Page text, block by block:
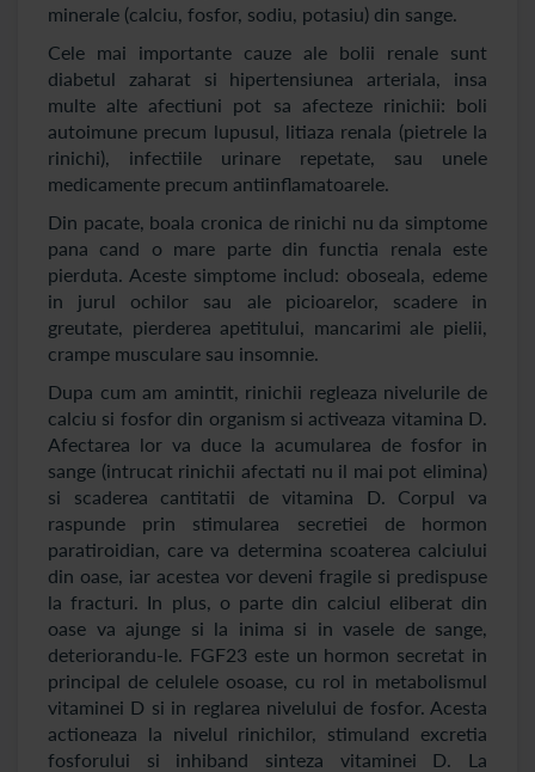
minerale (calciu, fosfor, sodiu, potasiu) din sange.
Cele mai importante cauze ale bolii renale sunt
diabetul zaharat si hipertensiunea arteriala, insa
multe alte afectiuni pot sa afecteze rinichii: boli
autoimune precum lupusul, litiaza renala (pietrele la
rinichi), infectiile urinare repetate, sau unele
medicamente precum antiinflamatoarele.
Din pacate, boala cronica de rinichi nu da simptome
pana cand o mare parte din functia renala este
pierduta. Aceste simptome includ: oboseala, edeme
in jurul ochilor sau ale picioarelor, scadere in
greutate, pierderea apetitului, mancarimi ale pielii,
crampe musculare sau insomnie.
Dupa cum am amintit, rinichii regleaza nivelurile de
calciu si fosfor din organism si activeaza vitamina D.
Afectarea lor va duce la acumularea de fosfor in
sange (intrucat rinichii afectati nu il mai pot elimina)
si scaderea cantitatii de vitamina D. Corpul va
raspunde prin stimularea secretiei de hormon
paratiroidian, care va determina scoaterea calciului
din oase, iar acestea vor deveni fragile si predispuse
la fracturi. In plus, o parte din calciul eliberat din
oase va ajunge si la inima si in vasele de sange,
deteriorandu-le. FGF23 este un hormon secretat in
principal de celulele osoase, cu rol in metabolismul
vitaminei D si in reglarea nivelului de fosfor. Acesta
actioneaza la nivelul rinichilor, stimuland excretia
fosforului si inhiband sinteza vitaminei D. La